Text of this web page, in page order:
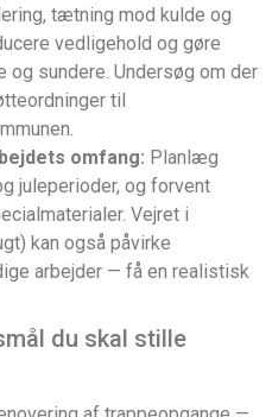
tætning mod kulde og
vedligehold og gøre
og sundere. Undersøg om der
til
omfang: Planlæg
juleperioder, og forvent
Vejret i
kan også påvirke
arbejder — få en realistisk
du skal stille